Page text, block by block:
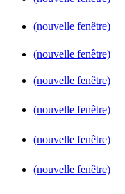
(nouvelle fenêtre)
(nouvelle fenêtre)
(nouvelle fenêtre)
(nouvelle fenêtre)
(nouvelle fenêtre)
(nouvelle fenêtre)